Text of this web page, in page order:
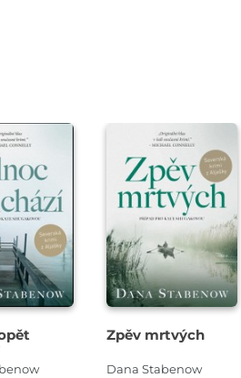
Zpěv mrtvých
Dana Stabenow